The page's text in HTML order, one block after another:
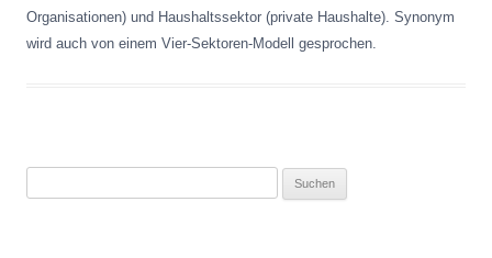
Organisationen) und Haushaltssektor (private Haushalte). Synonym
wird auch von einem Vier-Sektoren-Modell gesprochen.